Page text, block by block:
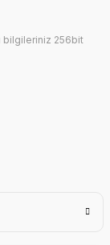
bilgileriniz 256bit